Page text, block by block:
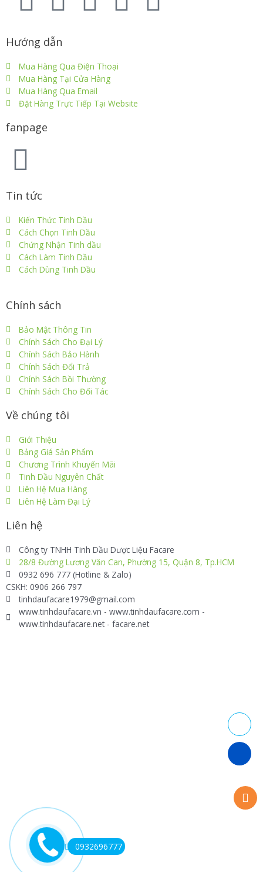
Hướng dẫn
Mua Hàng Qua Điện Thoại
Mua Hàng Tại Cửa Hàng
Mua Hàng Qua Email
Đặt Hàng Trực Tiếp Tại Website
fanpage
Tin tức
Kiến Thức Tinh Dầu
Cách Chọn Tinh Dầu
Chứng Nhận Tinh dầu
Cách Làm Tinh Dầu
Cách Dùng Tinh Dầu
Chính sách
Bảo Mật Thông Tin
Chính Sách Cho Đại Lý
Chính Sách Bảo Hành
Chính Sách Đổi Trả
Chính Sách Bồi Thường
Chính Sách Cho Đối Tác
Về chúng tôi
Giới Thiệu
Bảng Giá Sản Phẩm
Chương Trình Khuyến Mãi
Tinh Dầu Nguyên Chất
Liên Hệ Mua Hàng
Liên Hệ Làm Đại Lý
Liên hệ
Công ty TNHH Tinh Dầu Dược Liệu Facare
28/8 Đường Lương Văn Can, Phường 15, Quận 8, Tp.HCM
0932 696 777 (Hotline & Zalo)
CSKH: 0906 266 797
tinhdaufacare1979@gmail.com
www.tinhdaufacare.vn - www.tinhdaufacare.com -
www.tinhdaufacare.net - facare.net
0932696777